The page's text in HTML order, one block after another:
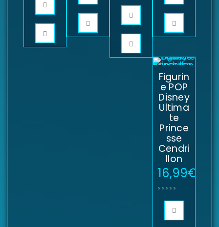
Figurin
e POP
Disney
Ultima
te
Prince
sse
Cendri
llon
16,99€